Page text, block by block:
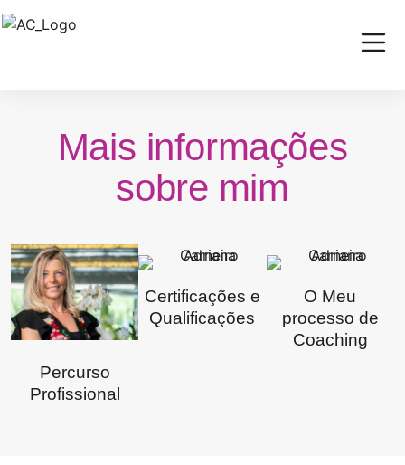
Mais informações
sobre mim
Percurso
Profissional
Certificações e
Qualificações
O Meu
processo de
Coaching